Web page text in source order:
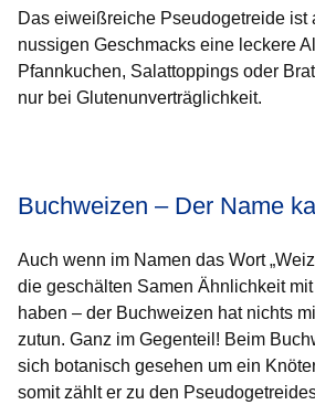
Das eiweißreiche Pseudogetreide ist
nussigen Geschmacks eine leckere
Pfannkuchen, Salattoppings oder
nur bei Glutenunverträglichkeit.
Buchweizen – Der Name
Auch wenn im Namen das Wort
die geschälten Samen Ähnlichkeit
haben – der Buchweizen hat nichts
zutun. Ganz im Gegenteil! Beim
sich botanisch gesehen um ein
somit zählt er zu den